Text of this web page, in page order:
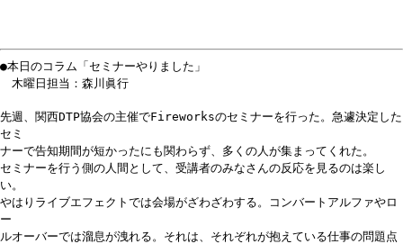
●本日のコラム「セミナーやりました」
木曜日担当：森川眞行
先週、関西DTP協会の主催でFireworksのセミナーを行った。急遽決定した
セミ
ナーで告知期間が短かったにも関わらず、多くの人が集まってくれた。
セミナーを行う側の人間として、受講者のみなさんの反応を見るのは楽し
い。
やはりライブエフェクトでは会場がざわざわする。コンバートアルファやロ
ー
ルオーバーでは溜息が洩れる。それは、それぞれが抱えている仕事の問題点